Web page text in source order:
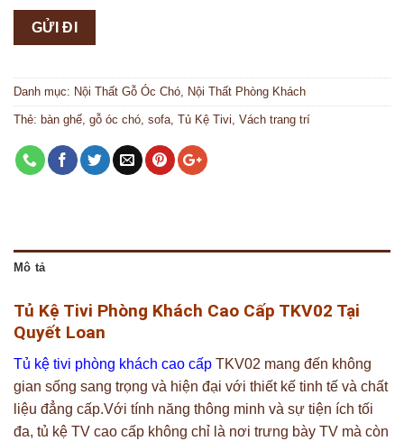
Danh mục: Nội Thất Gỗ Óc Chó, Nội Thất Phòng Khách
Thẻ: bàn ghế, gỗ óc chó, sofa, Tủ Kệ Tivi, Vách trang trí
Mô tả
Tủ Kệ Tivi Phòng Khách Cao Cấp TKV02 Tại
Quyết Loan
Tủ kệ tivi phòng khách cao cấp TKV02 mang đến không
gian sống sang trọng và hiện đại với thiết kế tinh tế và chất
liệu đẳng cấp.Với tính năng thông minh và sự tiện ích tối
đa, tủ kệ TV cao cấp không chỉ là nơi trưng bày TV mà còn